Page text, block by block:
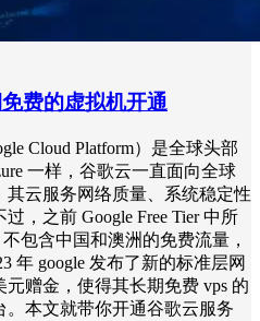
费的虚拟机开通
Cloud Platform）是全球头部
一样，谷歌云一直面向全球
云服务网络质量、系统稳定性
，之前 Google Free Tier 中所
包含中国和澳洲的免费流量，
年 google 发布了新的标准层网
赠金，使得其长期免费 vps 的
本文就带你开通谷歌云服务